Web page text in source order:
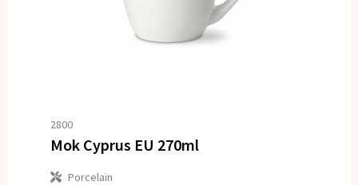
2800
Mok Cyprus EU 270ml
Porcelain